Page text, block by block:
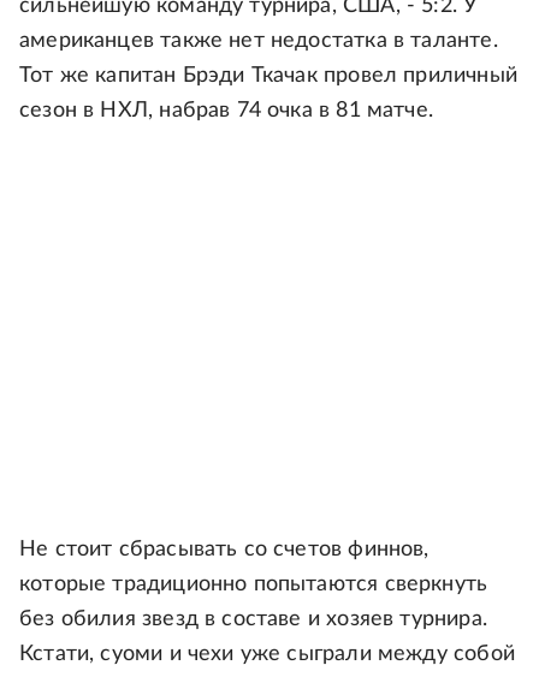
сильнейшую команду турнира, США, - 5:2. У
американцев также нет недостатка в таланте.
Тот же капитан Брэди Ткачак провел приличный
сезон в НХЛ, набрав 74 очка в 81 матче.
Не стоит сбрасывать со счетов финнов,
которые традиционно попытаются сверкнуть
без обилия звезд в составе и хозяев турнира.
Кстати, суоми и чехи уже сыграли между собой